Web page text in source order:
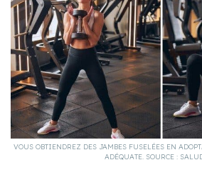
VOUS OBTIENDREZ DES JAMBES FUSELÉES EN
ADÉQUATE. SOURCE :